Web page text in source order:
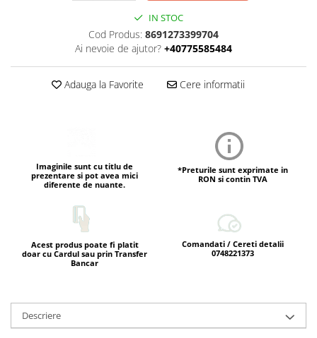
IN STOC
Cod Produs: 8691273399704
Ai nevoie de ajutor? +40775585484
Adauga la Favorite Cere informatii
Imaginile sunt cu titlu de
prezentare si pot avea mici
diferente de nuante.
*Preturile sunt exprimate in
RON si contin TVA
Acest produs poate fi platit
doar cu Cardul sau prin Transfer
Bancar
Comandati / Cereti detalii
0748221373
Descriere